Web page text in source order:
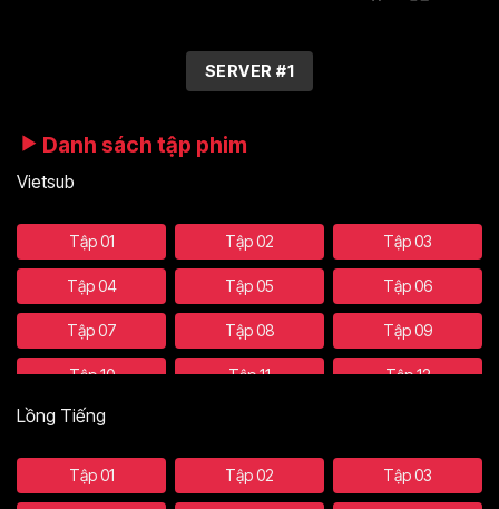
SERVER #1
Danh sách tập phim
Vietsub
Tập 01 Tập 02 Tập 03
Tập 04 Tập 05 Tập 06
Tập 07 Tập 08 Tập 09
Tập 10 Tập 11 Tập 12
Tập 13
Tập 16 Tập 17 Tập 18
Lồng Tiếng
Tập 01 Tập 02 Tập 03